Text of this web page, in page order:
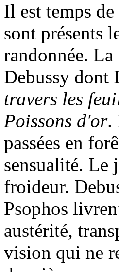
Il est temps
sont présents
randonnée. La
Debussy dont
travers les
Poissons d'or.
passées en
sensualité. Le
froideur.
Psophos
austérité,
vision qui ne